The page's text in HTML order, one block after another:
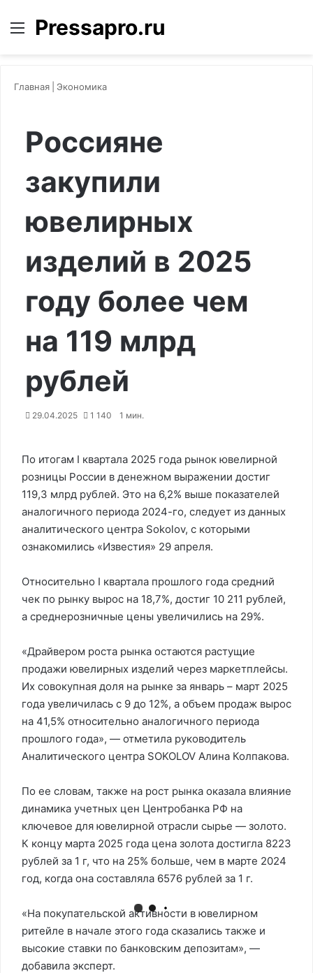
Меню
Pressapro.ru
Главная Экономика
Россияне
закупили
ювелирных
изделий в 2025
году более чем
на 119 млрд
рублей
29.04.2025 1 140 1 мин.
По итогам I квартала 2025 года рынок ювелирной
розницы России в денежном выражении достиг
119,3 млрд рублей. Это на 6,2% выше показателей
аналогичного периода 2024-го, следует из данных
аналитического центра Sokolov, с которыми
ознакомились «Известия» 29 апреля.
Относительно I квартала прошлого года средний
чек по рынку вырос на 18,7%, достиг 10 211 рублей,
а среднерозничные цены увеличились на 29%.
«Драйвером роста рынка остаются растущие
продажи ювелирных изделий через маркетплейсы.
Их совокупная доля на рынке за январь – март 2025
года увеличилась с 9 до 12%, а объем продаж вырос
на 41,5% относительно аналогичного периода
прошлого года», — отметила руководитель
Аналитического центра SOKOLOV Алина Колпакова.
По ее словам, также на рост рынка оказала влияние
динамика учетных цен Центробанка РФ на
ключевое для ювелирной отрасли сырье — золото.
К концу марта 2025 года цена золота достигла 8223
рублей за 1 г, что на 25% больше, чем в марте 2024
год, когда она составляла 6576 рублей за 1 г.
«На покупательской активности в ювелирном
ритейле в начале этого года сказались также и
высокие ставки по банковским депозитам», —
добавила эксперт.